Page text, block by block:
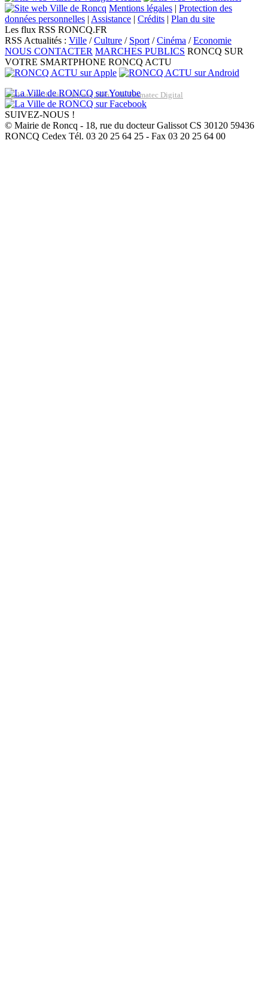
Mentions légales | Protection des
données personnelles | Assistance | Crédits | Plan du site
Les flux RSS RONCQ.FR
RSS Actualités : Ville /Culture / Sport /Cinéma /Economie
NOUS CONTACTER MARCHES PUBLICS RONCQ SUR
VOTRE SMARTPHONE RONCQ ACTU
Réalisation du site: Agence Web Lille Promatec Digital
SUIVEZ-NOUS !
© Mairie de Roncq - 18, rue du docteur Galissot CS 30120 59436
RONCQ Cedex Tél. 03 20 25 64 25 - Fax 03 20 25 64 00